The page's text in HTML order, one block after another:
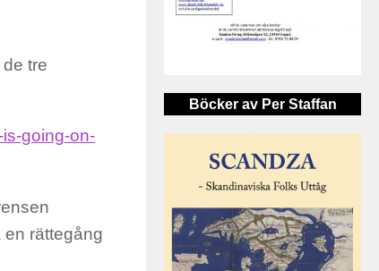
tre
going-on-
en rättegång
Böcker av Per Staffan